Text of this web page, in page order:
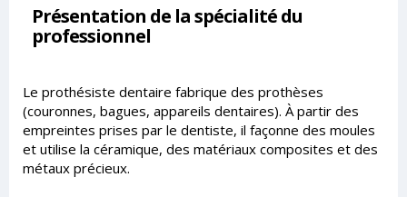
Présentation de la spécialité du
professionnel
Le prothésiste dentaire fabrique des prothèses
(couronnes, bagues, appareils dentaires). À partir des
empreintes prises par le dentiste, il façonne des moules
et utilise la céramique, des matériaux composites et des
métaux précieux.